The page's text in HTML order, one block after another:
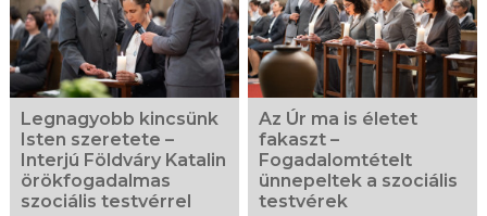
Legnagyobb kincsünk
Isten szeretete –
Interjú Földváry Katalin
örökfogadalmas
szociális testvérrel
Az Úr ma is életet
fakaszt –
Fogadalomtételt
ünnepeltek a szociális
testvérek